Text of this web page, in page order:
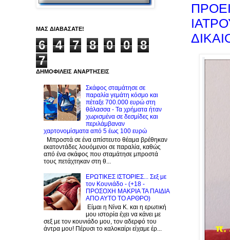
ΜΑΣ ΔΙΑΒΑΣΑΤΕ!
6 4 7 8 0 0
8
7
ΔΗΜΟΦΙΛΕΙΣ ΑΝΑΡΤΗΣΕΙΣ
Σκάφος σταμάτησε σε
παραλία γεμάτη κόσμο και
πέταξε 700.000 ευρώ στη
θάλασσα - Τα χρήματα ήταν
χωρισμένα σε δεσμίδες και
περιλάμβαναν
χαρτονομίσματα από 5 έως 100 ευρώ
Μπροστά σε ένα απίστευτο θέαμα βρέθηκαν
εκατοντάδες λουόμενοι σε παραλία, καθώς
από ένα σκάφος που σταμάτησε μπροστά
τους πετάχτηκαν στη θ...
ΕΡΩΤΙΚΕΣ ΙΣΤΟΡΙΕΣ... Σεξ με
τον Kουνιάδο - (+18 -
ΠΡΟΣΟΧΗ ΜΑΚΡΙΑ ΤΑ ΠΑΙΔΙΑ
ΑΠΟ ΑΥΤΟ ΤΟ ΑΡΘΡΟ)
Είμαι η Νίνα Κ. και η ερωτική
μου ιστορία έχει να κάνει με
σεξ με τον κουνιάδο μου, τον αδερφό του
άντρα μου! Πέρυσι το καλοκαίρι είχαμε έρ...